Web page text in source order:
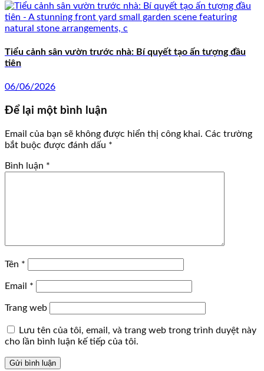
Tiểu cảnh sân vườn trước nhà: Bí quyết tạo ấn tượng đầu
tiên
06/06/2026
Để lại một bình luận
Email của bạn sẽ không được hiển thị công khai. Các trường
bắt buộc được đánh dấu *
Bình luận *
Tên *
Email *
Trang web
Lưu tên của tôi, email, và trang web trong trình duyệt này
cho lần bình luận kế tiếp của tôi.